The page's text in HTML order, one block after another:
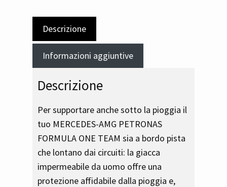
Descrizione
Informazioni aggiuntive
Descrizione
Per supportare anche sotto la pioggia il
tuo MERCEDES-AMG PETRONAS
FORMULA ONE TEAM sia a bordo pista
che lontano dai circuiti: la giacca
impermeabile da uomo offre una
protezione affidabile dalla pioggia e,